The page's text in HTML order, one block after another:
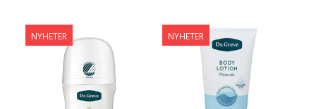
NYHETER NYHETER